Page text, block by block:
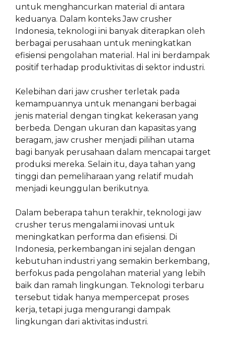
untuk menghancurkan material di antara
keduanya. Dalam konteks Jaw crusher
Indonesia, teknologi ini banyak diterapkan oleh
berbagai perusahaan untuk meningkatkan
efisiensi pengolahan material. Hal ini berdampak
positif terhadap produktivitas di sektor industri.
Kelebihan dari jaw crusher terletak pada
kemampuannya untuk menangani berbagai
jenis material dengan tingkat kekerasan yang
berbeda. Dengan ukuran dan kapasitas yang
beragam, jaw crusher menjadi pilihan utama
bagi banyak perusahaan dalam mencapai target
produksi mereka. Selain itu, daya tahan yang
tinggi dan pemeliharaan yang relatif mudah
menjadi keunggulan berikutnya.
Dalam beberapa tahun terakhir, teknologi jaw
crusher terus mengalami inovasi untuk
meningkatkan performa dan efisiensi. Di
Indonesia, perkembangan ini sejalan dengan
kebutuhan industri yang semakin berkembang,
berfokus pada pengolahan material yang lebih
baik dan ramah lingkungan. Teknologi terbaru
tersebut tidak hanya mempercepat proses
kerja, tetapi juga mengurangi dampak
lingkungan dari aktivitas industri.